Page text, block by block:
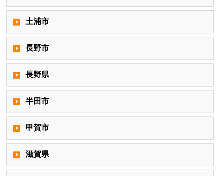
土浦市
長野市
長野県
半田市
甲賀市
滋賀県